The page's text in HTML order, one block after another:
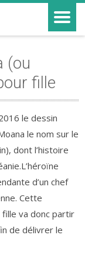
(ou
fille
le dessin
le nom sur le
dont l’histoire
L’héroïne
d’un chef
Cette
va donc partir
de délivrer le